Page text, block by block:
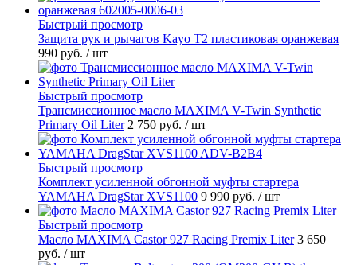
Быстрый просмотр
Защита рук и рычагов Kayo T2 пластиковая оранжевая
990 руб. / шт
Быстрый просмотр
Трансмиссионное масло MAXIMA V-Twin Synthetic
Primary Oil Liter 2 750 руб. / шт
Быстрый просмотр
Комплект усиленной обгонной муфты стартера
YAMAHA DragStar XVS1100 9 990 руб. / шт
Быстрый просмотр
Масло MAXIMA Castor 927 Racing Premix Liter 3 650
руб. / шт